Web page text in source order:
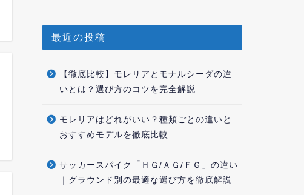
最近の投稿
【徹底比較】モレリアとモナルシーダの違
いとは？選び方のコツを完全解説
モレリアはどれがいい？種類ごとの違いと
おすすめモデルを徹底比較
サッカースパイク「ＨＧ/ＡＧ/ＦＧ」の違い
｜グラウンド別の最適な選び方を徹底解説